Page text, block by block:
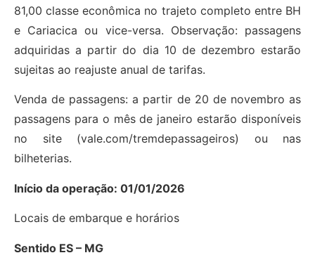
81,00 classe econômica no trajeto completo entre BH
e Cariacica ou vice-versa. Observação: passagens
adquiridas a partir do dia 10 de dezembro estarão
sujeitas ao reajuste anual de tarifas.
Venda de passagens: a partir de 20 de novembro as
passagens para o mês de janeiro estarão disponíveis
no site (vale.com/tremdepassageiros) ou nas
bilheterias.
Início da operação: 01/01/2026
Locais de embarque e horários
Sentido ES – MG